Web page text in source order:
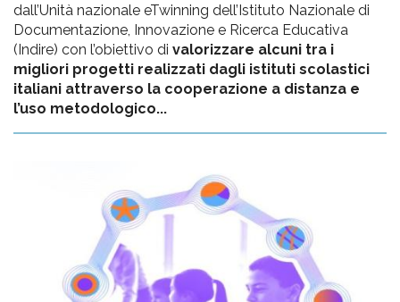
dall’Unità nazionale eTwinning dell’Istituto Nazionale di
Documentazione, Innovazione e Ricerca Educativa
(Indire) con l’obiettivo di valorizzare alcuni tra i
migliori progetti realizzati dagli istituti scolastici
italiani attraverso la cooperazione a distanza e
l’uso metodologico...